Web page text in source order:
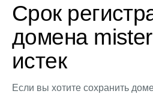
Срок
домена
истек
Если вы хотите сохранить